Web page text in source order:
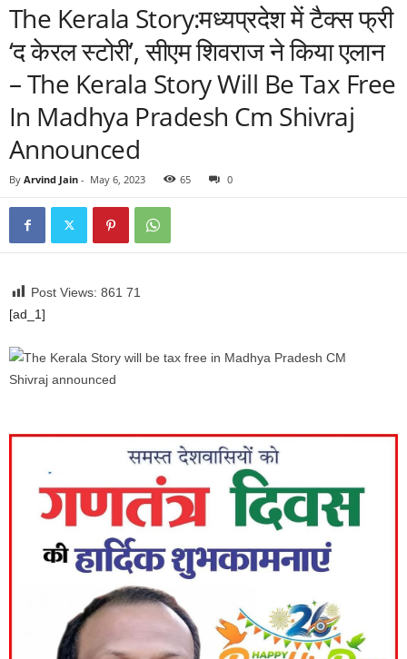
The Kerala Story:मध्यप्रदेश में टैक्स फ्री
‘द केरल स्टोरी’, सीएम शिवराज ने किया एलान
– The Kerala Story Will Be Tax Free
In Madhya Pradesh Cm Shivraj
Announced
By Arvind Jain - May 6, 2023 65 0
Post Views: 861 71
[ad_1]